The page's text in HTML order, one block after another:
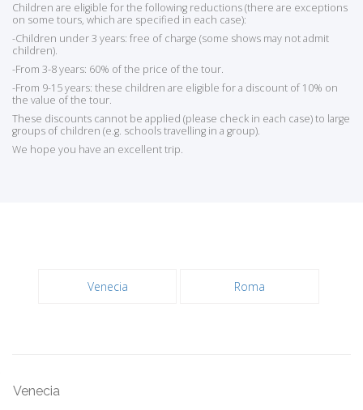
Children are eligible for the following reductions (there are exceptions
on some tours, which are specified in each case):
-Children under 3 years: free of charge (some shows may not admit
children).
-From 3-8 years: 60% of the price of the tour.
-From 9-15 years: these children are eligible for a discount of 10% on
the value of the tour.
These discounts cannot be applied (please check in each case) to large
groups of children (e.g. schools travelling in a group).
We hope you have an excellent trip.
Venecia Roma
Venecia